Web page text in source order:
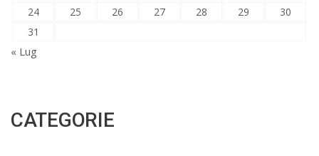
24
25 26 27 28 29
30
31
« Lug
CATEGORIE